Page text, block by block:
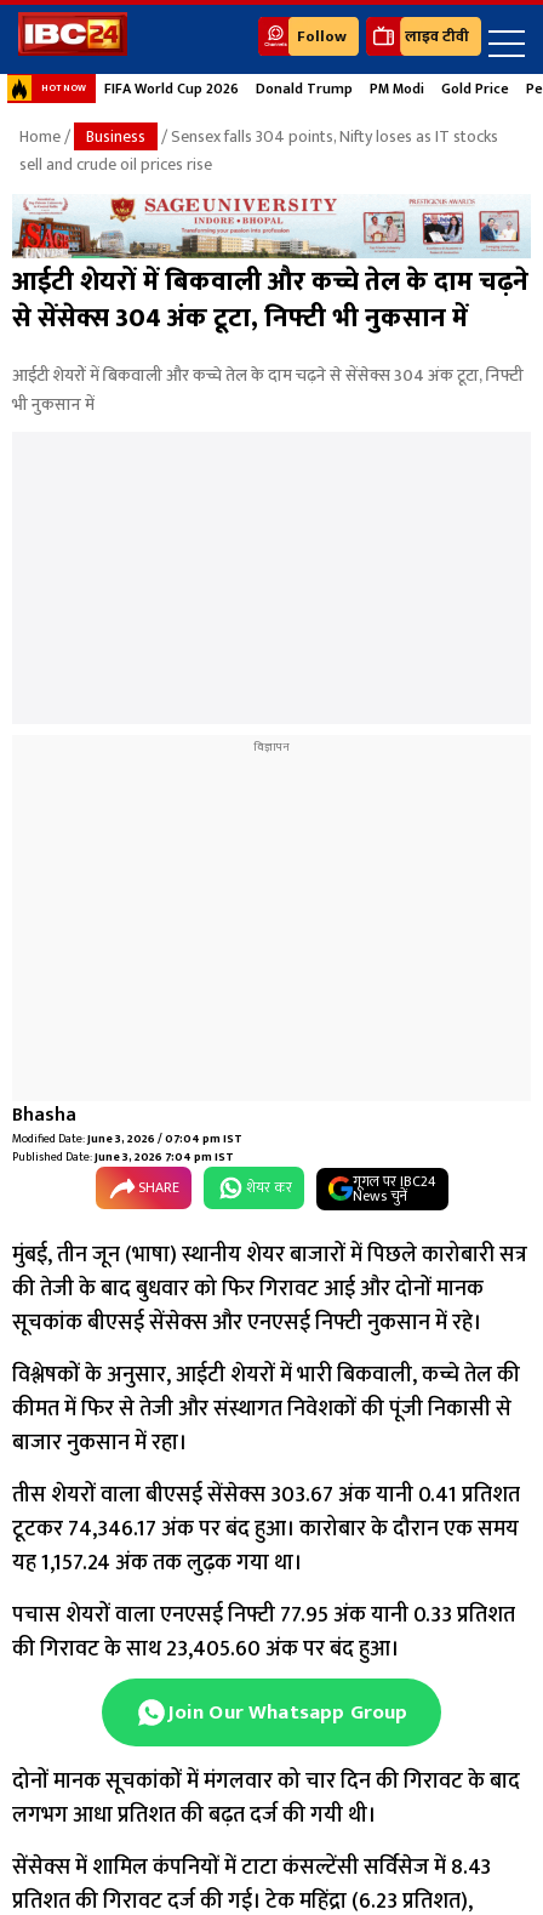
Follow लाइव टीवी
HOT NOW FIFA World Cup 2026 Donald Trump PM Modi Gold Price
Home/ Business
/ Sensex falls 304 points, Nifty loses as IT stocks
sell and crude oil prices rise
आईटी शेयरों में बिकवाली और कच्चे तेल के दाम चढ़ने
से सेंसेक्स 304 अंक टूटा, निफ्टी भी नुकसान में
आईटी शेयरों में बिकवाली और कच्चे तेल के दाम चढ़ने से सेंसेक्स 304 अंक टूटा, निफ्टी
भी नुकसान में
Bhasha
Modified Date:June 3, 2026 / 07:04 pm IST
Published Date:June 3, 2026 7:04 pm IST
SHARE शेयर कर गूगल पर IBC24
News चुनें
मुंबई, तीन जून (भाषा) स्थानीय शेयर बाजारों में पिछले कारोबारी सत्र
की तेजी के बाद बुधवार को फिर गिरावट आई और दोनों मानक
सूचकांक बीएसई सेंसेक्स और एनएसई निफ्टी नुकसान में रहे।
विश्लेषकों के अनुसार, आईटी शेयरों में भारी बिकवाली, कच्चे तेल की
कीमत में फिर से तेजी और संस्थागत निवेशकों की पूंजी निकासी से
बाजार नुकसान में रहा।
तीस शेयरों वाला बीएसई सेंसेक्स 303.67 अंक यानी 0.41 प्रतिशत
टूटकर 74,346.17 अंक पर बंद हुआ। कारोबार के दौरान एक समय
यह 1,157.24 अंक तक लुढ़क गया था।
पचास शेयरों वाला एनएसई निफ्टी 77.95 अंक यानी 0.33 प्रतिशत
की गिरावट के साथ 23,405.60 अंक पर बंद हुआ।
Join Our Whatsapp Group
दोनों मानक सूचकांकों में मंगलवार को चार दिन की गिरावट के बाद
लगभग आधा प्रतिशत की बढ़त दर्ज की गयी थी।
सेंसेक्स में शामिल कंपनियों में टाटा कंसल्टेंसी सर्विसेज में 8.43
प्रतिशत की गिरावट दर्ज की गई। टेक महिंद्रा (6.23 प्रतिशत),